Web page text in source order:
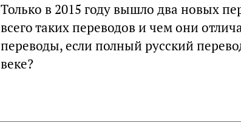
Только в 2015 году вышло два новых
всего таких переводов и чем они
переводы, если полный русский
веке?